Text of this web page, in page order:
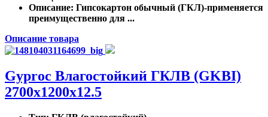
Описание: Гипсокартон обычный (ГКЛ)-применяется
преимущественно для ...
Описание товара
Gyproc Влагостойкий ГКЛВ (GKBI)
2700x1200x12.5